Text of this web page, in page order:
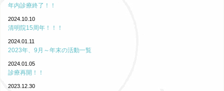
年内診療終了！！
2024.10.10
清明院15周年！！！
2024.01.11
2023年、9月～年末の活動一覧
2024.01.05
診療再開！！
2023.12.30